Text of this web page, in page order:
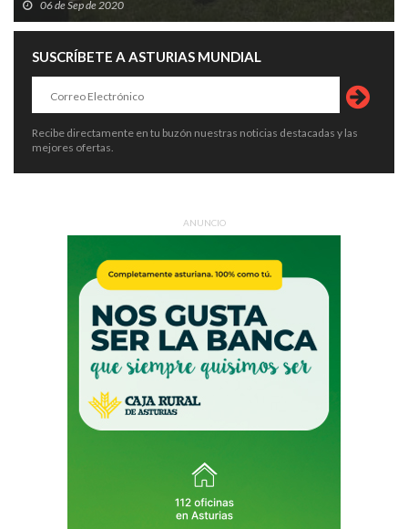
06 de Sep de 2020
SUSCRÍBETE A ASTURIAS MUNDIAL
Recibe directamente en tu buzón nuestras noticias destacadas y las
mejores ofertas.
ANUNCIO